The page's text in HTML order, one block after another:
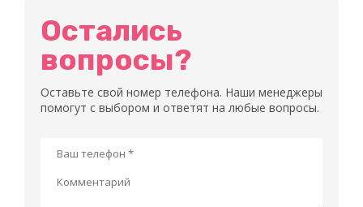
Остались
вопросы?
Оставьте свой номер телефона. Наши менеджеры
помогут с выбором и ответят на любые вопросы.